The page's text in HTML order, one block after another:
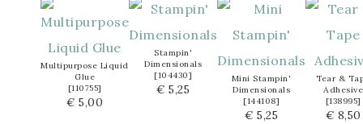
Multipurpose Liquid
Glue
[110755]
€ 5,00
Stampin'
Dimensionals
[104430]
€ 5,25
Mini Stampin'
Dimensionals
[144108]
€ 5,25
Tear &
Adhesive
[138995]
€ 8,50